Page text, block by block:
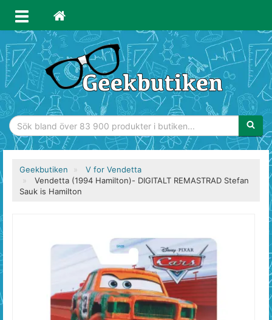
Geekbutiken
V for Vendetta
Vendetta (1994 Hamilton)- DIGITALT REMASTRAD Stefan
Sauk is Hamilton